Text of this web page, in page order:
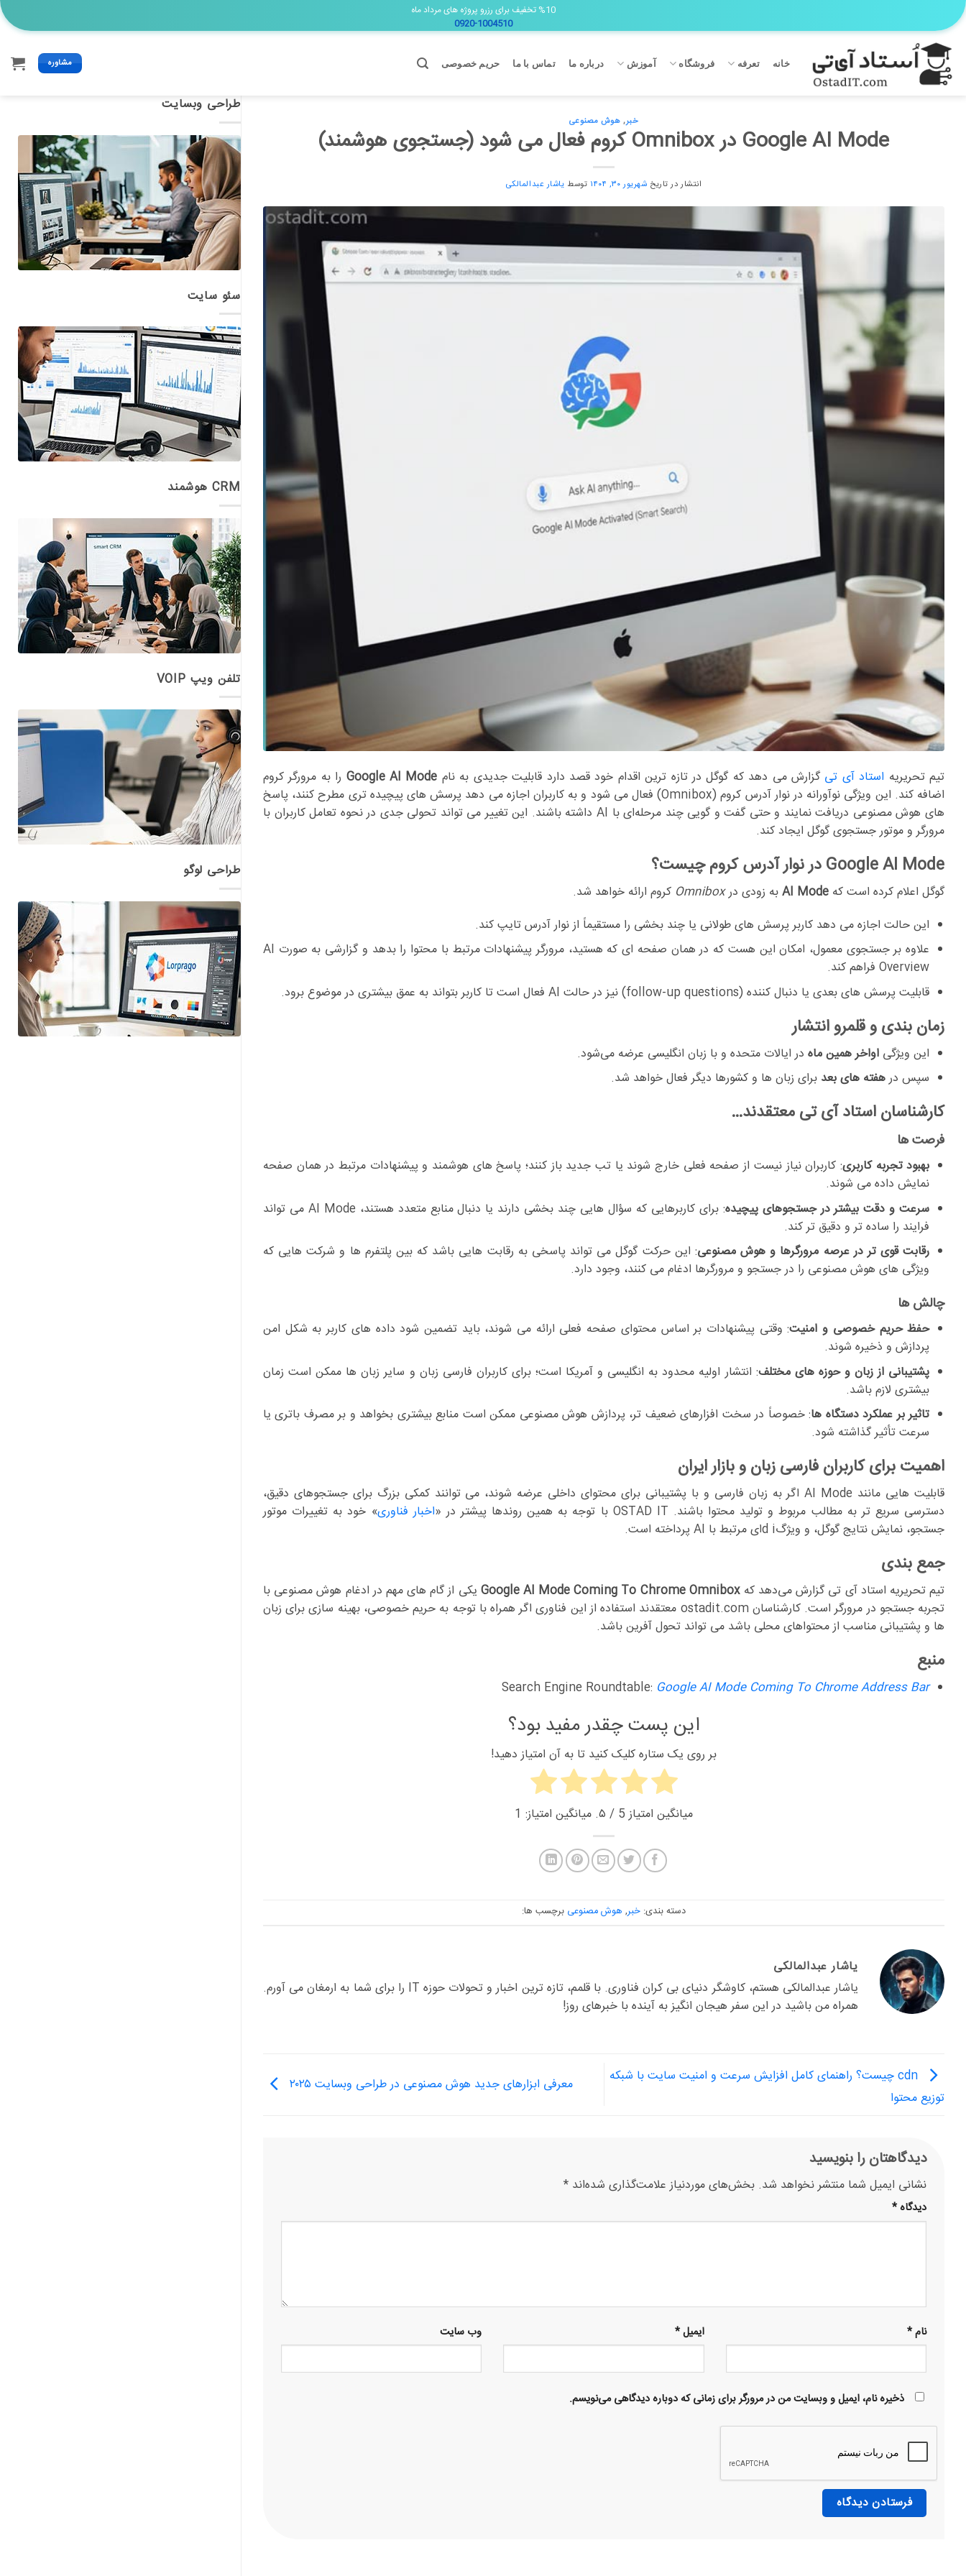
Skip
to
content
%10 تخفیف برای رزرو پروژه های مرداد ماه
0920-1004510
خانه تعرفه فروشگاه آموزش درباره ما تماس با ما حریم خصوصی مشاوره
خبر, هوش مصنوعی
Google AI Mode در Omnibox کروم فعال می شود (جستجوی هوشمند)
انتشار در تاریخ شهریور ۳۰, ۱۴۰۴ توسط یاشار عبدالمالکی
تیم تحریریه استاد آی تی گزارش می دهد که گوگل در تازه ترین اقدام خود قصد دارد قابلیت جدیدی به نام Google AI Mode را به مرورگر کروم
اضافه کند. این ویژگی نوآورانه در نوار آدرس کروم (Omnibox) فعال می شود و به کاربران اجازه می دهد پرسش های پیچیده تری مطرح کنند، پاسخ
های هوش مصنوعی دریافت نمایند و حتی گفت و گویی چند مرحله‌ای با AI داشته باشند. این تغییر می تواند تحولی جدی در نحوه تعامل کاربران با
مرورگر و موتور جستجوی گوگل ایجاد کند.
Google AI Mode در نوار آدرس کروم چیست؟
گوگل اعلام کرده است که AI Modeبه زودی درOmnibox کروم ارائه خواهد شد.
این حالت اجازه می دهد کاربر پرسش های طولانی یا چند بخشی را مستقیماً از نوار آدرس تایپ کند.
علاوه بر جستجوی معمول، امکان این هست که در همان صفحه ای که هستید، مرورگر پیشنهادات مرتبط با محتوا را بدهد و گزارشی به صورت AI
Overview فراهم کند.
قابلیت پرسش های بعدی یا دنبال کننده (follow-up questions) نیز در حالت AI فعال است تا کاربر بتواند به عمق بیشتری در موضوع برود.
زمان بندی و قلمرو انتشار
این ویژگی اواخر همین ماهدر ایالات متحده و با زبان انگلیسی عرضه می‌شود.
سپس درهفته های بعد برای زبان ها و کشورها دیگر فعال خواهد شد.
کارشناسان استاد آی تی معتقدند…
فرصت ها
بهبود تجربه کاربری: کاربران نیاز نیست از صفحه فعلی خارج شوند یا تب جدید باز کنند؛ پاسخ های هوشمند و پیشنهادات مرتبط در همان صفحه
نمایش داده می شوند.
سرعت و دقت بیشتر در جستجوهای پیچیده
: برای کاربرهایی که سؤال هایی چند بخشی دارند یا دنبال منابع متعدد هستند، AI Mode می تواند
فرایند را ساده تر و دقیق تر کند.
رقابت قوی تر در عرصه مرورگرها و هوش مصنوعی: این حرکت گوگل می تواند پاسخی به رقابت هایی باشد که بین پلتفرم ها و شرکت هایی که
ویژگی های هوش مصنوعی را در جستجو و مرورگرها ادغام می کنند، وجود دارد.
چالش ها
حفظ حریم خصوصی و امنیت: وقتی پیشنهادات بر اساس محتوای صفحه فعلی ارائه می شوند، باید تضمین شود داده های کاربر به شکل امن
پردازش و ذخیره شوند.
پشتیبانی از زبان و حوزه های مختلف: انتشار اولیه محدود به انگلیسی و آمریکا است؛ برای کاربران فارسی زبان و سایر زبان ها ممکن است زمان
بیشتری لازم باشد.
تاثیر بر عملکرد دستگاه ها: خصوصاً در سخت افزارهای ضعیف تر، پردازش هوش مصنوعی ممکن است منابع بیشتری بخواهد و بر مصرف باتری یا
سرعت تأثیر گذاشته شود.
اهمیت برای کاربران فارسی زبان و بازار ایران
قابلیت هایی مانند AI Mode اگر به زبان فارسی و با پشتیبانی برای محتوای داخلی عرضه شوند، می توانند کمکی بزرگ برای جستجوهای دقیق،
دسترسی سریع تر به مطالب مربوط و تولید محتوا باشند. OSTAD IT با توجه به همین روندها پیشتر در «
اخبار فناوری» خود به تغییرات موتور
جستجو، نمایش نتایج گوگل، و ویژگd iای مرتبط با AI پرداخته است.
جمع بندی
تیم تحریریه استاد آی تی گزارش می‌دهد کهGoogle AI Mode Coming To Chrome Omnibox یکی از گام های مهم در ادغام هوش مصنوعی با
تجربه جستجو در مرورگر است. کارشناسان ostadit.com معتقدند استفاده از این فناوری اگر همراه با توجه به حریم خصوصی، بهینه سازی برای زبان
ها و پشتیبانی مناسب از محتواهای محلی باشد می تواند تحول آفرین باشد.
منبع‌
Search Engine Roundtable: Google AI Mode Coming To Chrome Address Bar
این پست چقدر مفید بود؟
بر روی یک ستاره کلیک کنید تا به آن امتیاز دهید!
میانگین امتیاز5 / ۵. میانگین امتیاز: 1
دسته بندی: خبر, هوش مصنوعی برچسب ها:
یاشار عبدالمالکی
یاشار عبدالمالکی هستم، کاوشگر دنیای بی کران فناوری. با قلمم، تازه ترین اخبار و تحولات حوزه IT را برای شما به ارمغان می آورم.
همراه من باشید در این سفر هیجان انگیز به آینده با خبرهای روز!
cdn چیست؟ راهنمای کامل افزایش سرعت و امنیت سایت با شبکه
توزیع محتوا
معرفی ابزارهای جدید هوش مصنوعی در طراحی وبسایت ۲۰۲۵
دیدگاهتان را بنویسید
نشانی ایمیل شما منتشر نخواهد شد. بخش‌های موردنیاز علامت‌گذاری شده‌اند *
دیدگاه*
نام* ایمیل* وب‌ سایت
ذخیره نام، ایمیل و وبسایت من در مرورگر برای زمانی که دوباره دیدگاهی می‌نویسم.
طراحی وبسایت
سئو سایت
CRM هوشمند
تلفن ویپ VOIP
طراحی لوگو